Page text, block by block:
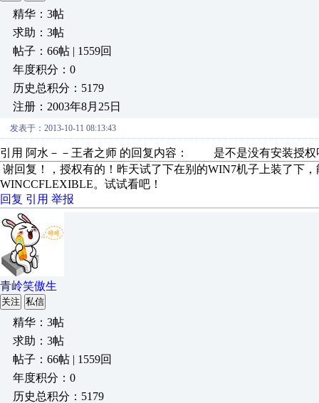
精华：3帖
求助：3帖
帖子：66帖 | 1559回
年度积分：0
历史总积分：5179
注册：2003年8月25日
发表于：2013-10-11 08:13:43
引用 阿水－－王者之师 的回复内容： 是不是没有安装授
谢回复！，授权有的！昨天试了下在别的WIN7机子上装了下
WINCCFLEXIBLE。试试看吧！
回复 引用 举报
青岭笑傲生
关注 私信
精华：3帖
求助：3帖
帖子：66帖 | 1559回
年度积分：0
历史总积分：5179